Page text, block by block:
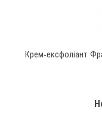
Крем-ексфоліант